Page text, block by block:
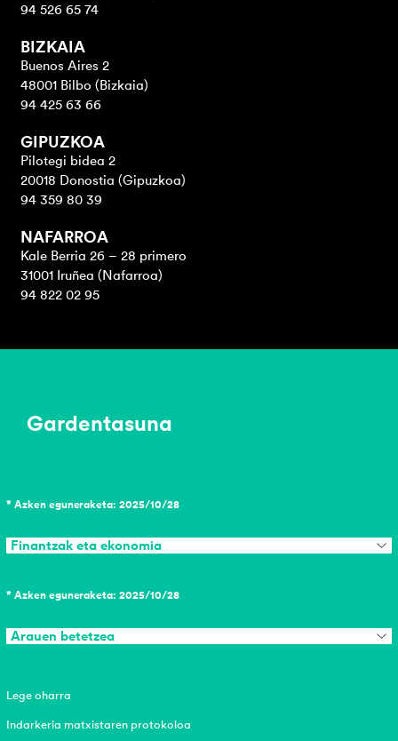
94 526 65 74
BIZKAIA
Buenos Aires 2
48001 Bilbo (Bizkaia)
94 425 63 66
GIPUZKOA
Pilotegi bidea 2
20018 Donostia (Gipuzkoa)
94 359 80 39
NAFARROA
Kale Berria 26 – 28 primero
31001 Iruñea (Nafarroa)
94 822 02 95
Gardentasuna
* Azken eguneraketa: 2025/10/28
Finantzak eta ekonomia
* Azken eguneraketa: 2025/10/28
Arauen betetzea
Lege oharra
Indarkeria matxistaren protokoloa